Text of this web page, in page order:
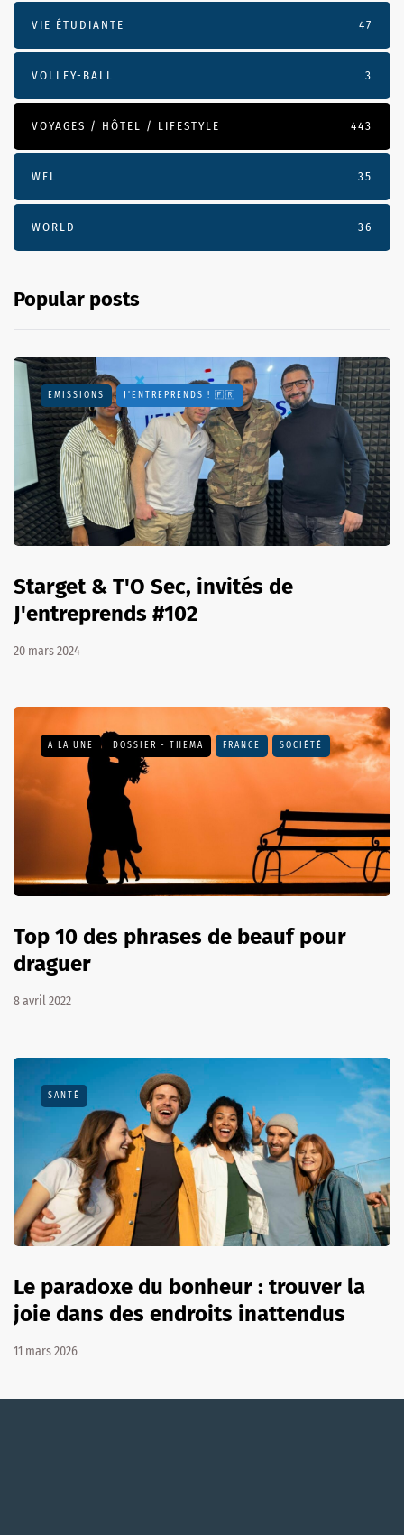
VIE ÉTUDIANTE 47
VOLLEY-BALL 3
VOYAGES / HÔTEL / LIFESTYLE 443
WEL 35
WORLD 36
Popular posts
EMISSIONS J'ENTREPRENDS ! 🇫🇷
Starget & T'O Sec, invités de
J'entreprends #102
20 mars 2024
A LA UNE DOSSIER - THEMA FRANCE SOCIÉTÉ
Top 10 des phrases de beauf pour
draguer
8 avril 2022
SANTÉ
Le paradoxe du bonheur : trouver la
joie dans des endroits inattendus
11 mars 2026